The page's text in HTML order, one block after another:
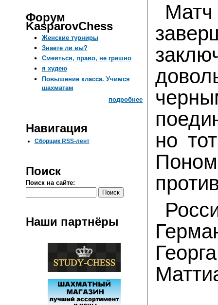
Форум
KasparovChess
Женские турниры
Знаете ли вы?
Смеяться, право, не грешно
я худею
Повышение класса. Учимся
шахматам
подробнее
Навигация
Сборщик RSS-лент
Поиск
Поиск на сайте:
Наши партнёры
но